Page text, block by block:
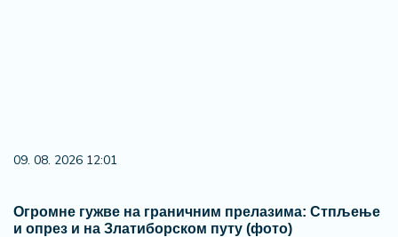
09. 08. 2026 12:01
Огромне гужве на граничним прелазима: Стпљење
и опрез и на Златиборском путу (фото)